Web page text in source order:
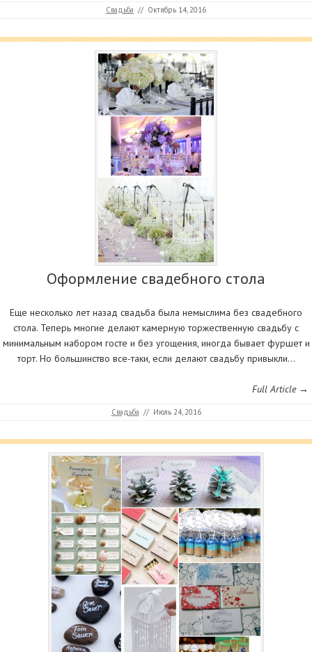
Свадьба // Октябрь 14, 2016
Оформление свадебного стола
Еще несколько лет назад свадьба была немыслима без свадебного
стола. Теперь многие делают камерную торжественную свадьбу с
минимальным набором госте и без угощения, иногда бывает фуршет и
торт. Но большинство все-таки, если делают свадьбу привыкли…
Full Article →
Свадьба // Июль 24, 2016